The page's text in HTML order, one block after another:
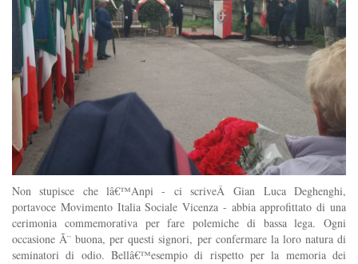
Non stupisce che lâ€™Anpi - ci scriveÂ Gian Luca Deghenghi,
portavoce Movimento Italia Sociale Vicenza - abbia approfittato di una
cerimonia commemorativa per fare polemiche di bassa lega. Ogni
occasione Ã¨ buona, per questi signori, per confermare la loro natura di
seminatori di odio. Bellâ€™esempio di rispetto per la memoria dei